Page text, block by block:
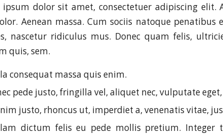
ipsum dolor sit amet, consectetuer adipiscing elit.
Aenean massa. Cum sociis natoque
nascetur ridiculus mus. Donec quam felis,
quis, sem.
consequat massa quis enim.
pede justo, fringilla vel, aliquet nec, vulputate
justo, rhoncus ut, imperdiet a, venenatis vitae,
dictum felis eu pede mollis pretium. Integer